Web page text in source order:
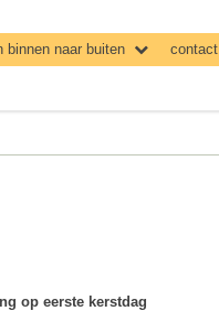
binnen naar buiten contact
op eerste kerstdag